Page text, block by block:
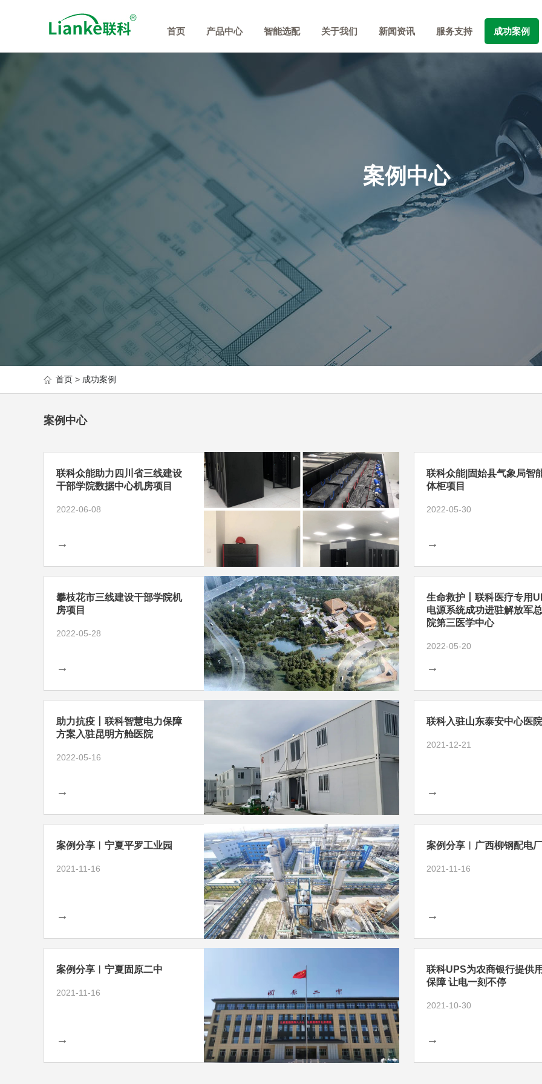
首页 产品中心 智能选配 关于我们 新闻资讯 服务支持 成功案例
案例中心
首页 > 成功案例
案例中心
联科众能助力四川省三线建设
干部学院数据中心机房项目
2022-06-08
→
联科众能|固始县气象局智
体柜项目
2022-05-30
→
攀枝花市三线建设干部学院机
房项目
2022-05-28
→
生命救护丨联科医疗专用
电源系统成功进驻解放军
院第三医学中心
2022-05-20
→
助力抗疫丨联科智慧电力保障
方案入驻昆明方舱医院
2022-05-16
→
联科入驻山东泰安中心医院
2021-12-21
→
案例分享︱宁夏平罗工业园
2021-11-16
→
案例分享︱广西柳钢配电厂
2021-11-16
→
案例分享︱宁夏固原二中
2021-11-16
→
联科UPS为农商银行提供
保障 让电一刻不停
2021-10-30
→